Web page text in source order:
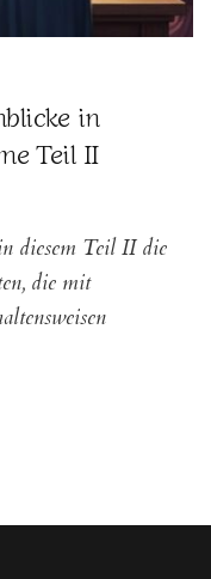
in
Teil II
diesem Teil II die
die mit